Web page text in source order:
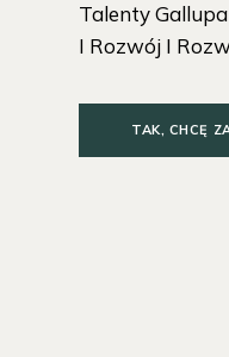
Talenty
I Rozwój I
TAK, CHCĘ